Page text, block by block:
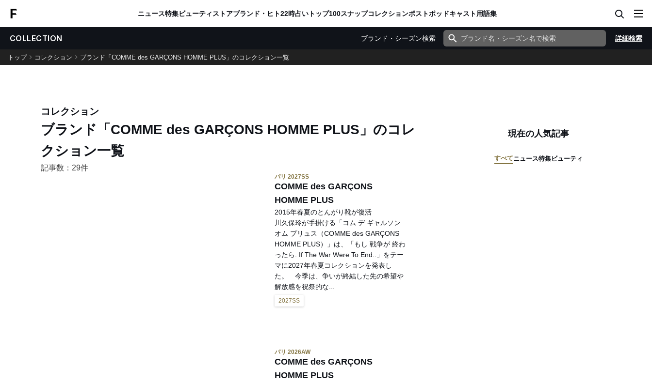
ニュース特集ビューティ ストアブランド・ヒト22時占い トップ100スナップコレクションポストポッドキャスト用語集
COLLECTION ブランド・シーズン検索 詳細検索
トップ コレクション ブランド「COMME des GARÇONS HOMME PLUS」のコレクション一覧
コレクション
ブランド「COMME des GARÇONS HOMME PLUS」 のコレ
クション一覧
記事数：29件
パリ 2027SS
COMME des GARÇONS
HOMME PLUS
2015年春夏のとんがり靴が復活
川久保玲が手掛ける「コム デ ギャルソン
オム プリュス（COMME des GARÇONS
HOMME PLUS）」は、「もし 戦争が 終わ
ったら. If The War Were To End..」をテー
マに2027年春夏コレクションを発表し
た。 今季は、争いが終結した先の希望や
解放感を祝祭的な...
2027SS
パリ 2026AW
COMME des GARÇONS
HOMME PLUS
現在の人気記事
すべてニュース特集ビューティ